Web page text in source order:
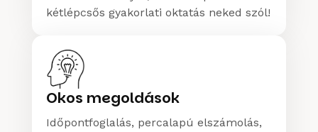
kétlépcsős gyakorlati oktatás neked szól!
Okos megoldások
Időpontfoglalás, percalapú elszámolás,